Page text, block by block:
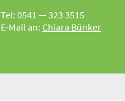
Tel: 0541 — 323 3515
E‑Mail an: Chiara Bünker